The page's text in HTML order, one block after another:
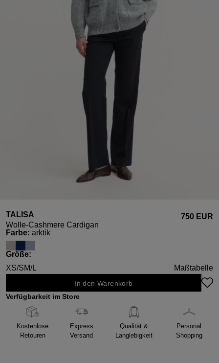
TALISA
Wolle-Cashmere Cardigan
750 EUR
Farbeauswählen
: arktik
Größeauswählen
:
XS/SM/L Maßtabelle
In den Warenkorb
Verfügbarkeit im Store
Kostenlose
Retouren
Express
Versand
Qualität &
Langlebigkeit
Personal
Shopping